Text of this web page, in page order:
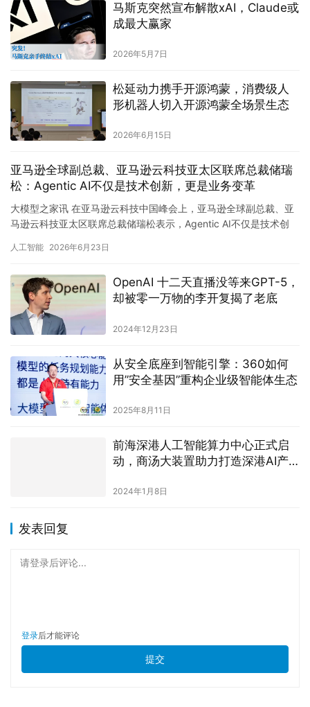
马斯克突然宣布解散xAI，Claude或
成最大赢家
2026年5月7日
松延动力携手开源鸿蒙，消费级人
形机器人切入开源鸿蒙全场景生态
2026年6月15日
亚马逊全球副总裁、亚马逊云科技亚太区联席总裁储瑞
松：Agentic AI不仅是技术创新，更是业务变革
大模型之家讯 在亚马逊云科技中国峰会上，亚马逊全球副总裁、亚
马逊云科技亚太区联席总裁储瑞松表示，Agentic AI不仅是技术创
人工智能 2026年6月23日
OpenAI 十二天直播没等来GPT-5，
却被零一万物的李开复揭了老底
2024年12月23日
从安全底座到智能引擎：360如何
用”安全基因”重构企业级智能体生态
2025年8月11日
前海深港人工智能算力中心正式启
动，商汤大装置助力打造深港AI产
2024年1月8日
发表回复
请登录后评论...
登录后才能评论
提交